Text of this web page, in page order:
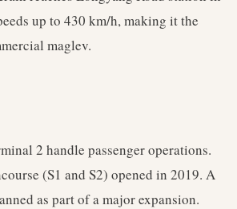
up to 430 km/h, making it the
maglev.
2 handle passenger operations.
(S1 and S2) opened in 2019. A
as part of a major expansion.